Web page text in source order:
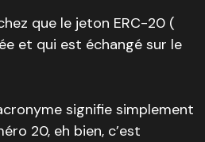
que le jeton ERC-20 (
et qui est échangé sur le
signifie simplement
20, eh bien, c’est